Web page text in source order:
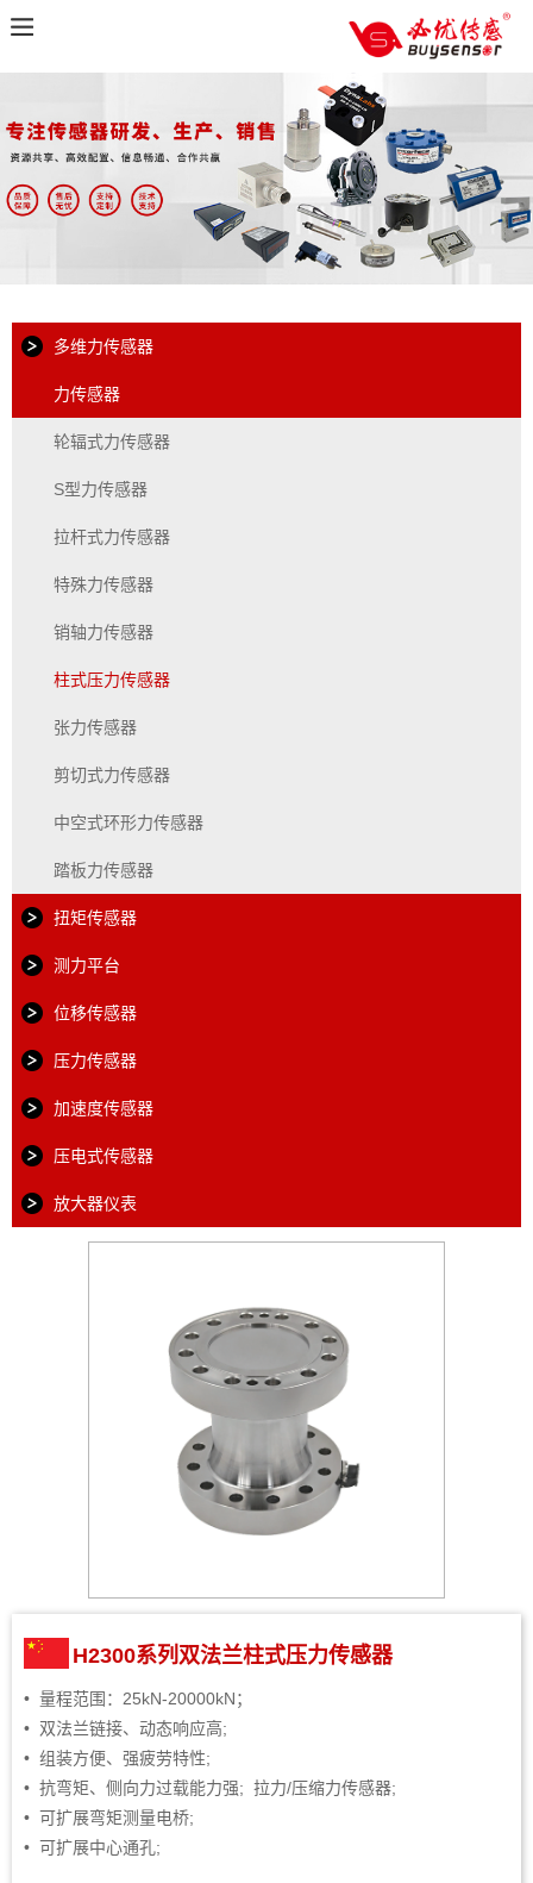
多维力传感器
力传感器
轮辐式力传感器
S型力传感器
拉杆式力传感器
特殊力传感器
销轴力传感器
柱式压力传感器
张力传感器
剪切式力传感器
中空式环形力传感器
踏板力传感器
扭矩传感器
测力平台
位移传感器
压力传感器
加速度传感器
压电式传感器
放大器仪表
H2300系列双法兰柱式压力传感器
• 量程范围：25kN-20000kN；
• 双法兰链接、动态响应高;
• 组装方便、强疲劳特性;
• 抗弯矩、侧向力过载能力强; 拉力/压缩力传感器;
• 可扩展弯矩测量电桥;
• 可扩展中心通孔;